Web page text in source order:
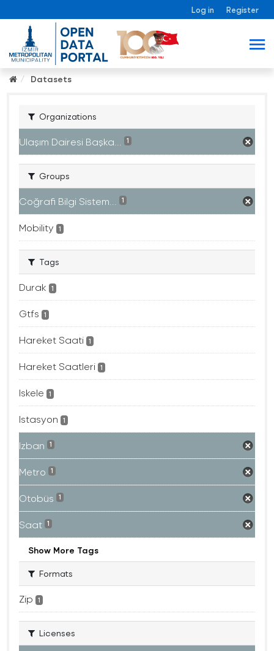
Log in Register
Datasets
Organizations
Ulaşım Dairesi Başka... 1
Groups
Coğrafi Bilgi Sistem... 1
Mobility 1
Tags
Durak 1
Gtfs 1
Hareket Saati 1
Hareket Saatleri 1
Iskele 1
Istasyon 1
Izban 1
Metro 1
Otobüs 1
Saat 1
Show More Tags
Formats
Zip 1
Licenses